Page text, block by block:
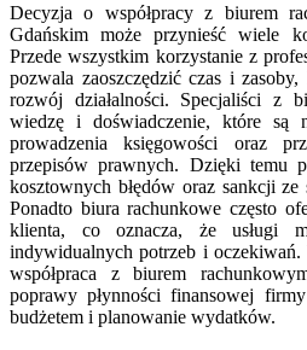
Decyzja o współpracy z biurem
Gdańskim może przynieść wiele
Przede wszystkim korzystanie z
pozwala zaoszczędzić czas i
rozwój działalności. Specjaliści z
wiedzę i doświadczenie, które są
prowadzenia księgowości oraz
przepisów prawnych. Dzięki temu
kosztownych błędów oraz sankcji
Ponadto biura rachunkowe często
klienta, co oznacza, że usługi
indywidualnych potrzeb i
współpraca z biurem
poprawy płynności finansowej
budżetem i planowanie wydatków.